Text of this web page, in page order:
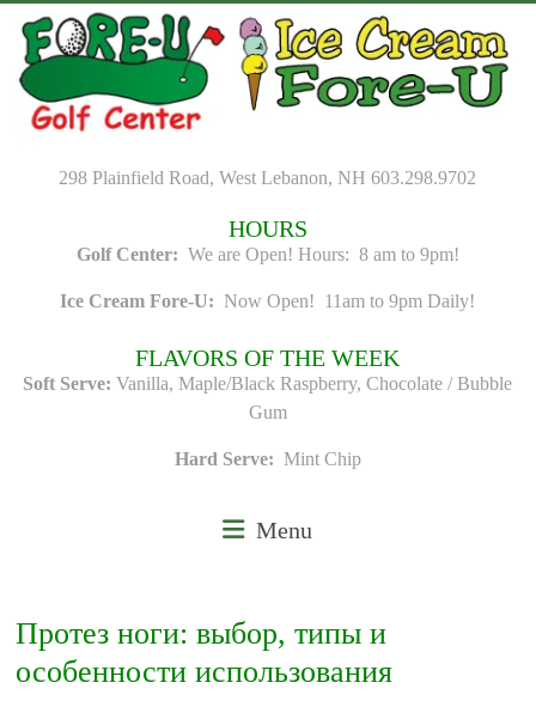
content
298 Plainfield Road, West Lebanon, NH 603.298.9702
HOURS
Golf Center: We are Open! Hours: 8 am to 9pm!
Ice Cream Fore-U: Now Open! 11am to 9pm Daily!
FLAVORS OF THE WEEK
Soft Serve: Vanilla, Maple/Black Raspberry, Chocolate / Bubble
Gum
Hard Serve: Mint Chip
Menu
Протез ноги: выбор, типы и
особенности использования